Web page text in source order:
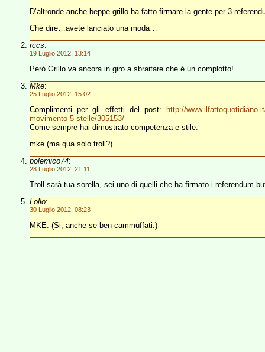
D’altronde anche beppe grillo ha fatto firmare la gente per 3
Che dire…avete lanciato una moda…
rccs:
19 Luglio 2012, 13:14
Però Grillo va ancora in giro a sbraitare che è un complotto!
Mke:
25 Luglio 2012, 15:02
Complimenti per gli effetti del post:
http://
movimento-5-stelle/305153/
Come sempre hai dimostrato competenza e stile.
mke (ma qua solo troll?)
polemico74:
28 Luglio 2012, 21:11
Troll sarà tua sorella, sei uno di quelli che ha firmato i referendum
Lollo:
30 Luglio 2012, 08:23
MKE: (Si, anche se ben cammuffati.)